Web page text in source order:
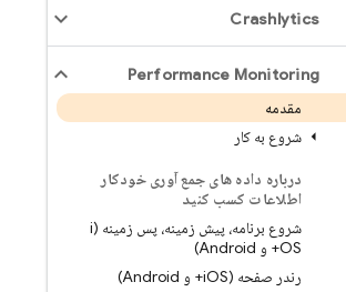
Crashlytics
Performance Monitoring
مقدمه
شروع به کار
درباره داده های جمع آوری خودکار
اطلاعات کسب کنید
شروع برنامه، پیش زمینه، پس زمینه (i
OS+ و Android)
رندر صفحه (iOS+ و Android)